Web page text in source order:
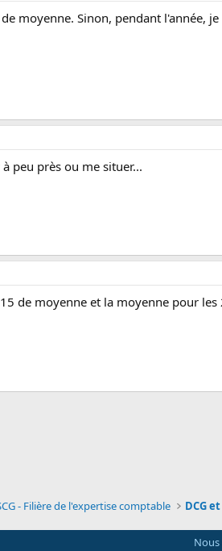
moyenne. Sinon, pendant
peu près ou me situer...
de moyenne et la moyenne pour
- Filière de l'expertise comptable